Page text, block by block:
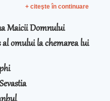
+ citeşte în continuare
Maicii Domnului
al omului la chemarea lui